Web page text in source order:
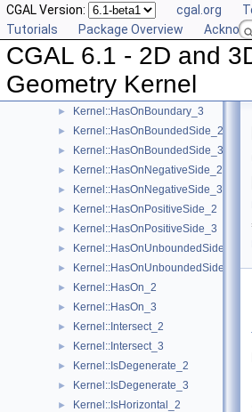
CGAL Version: cgal.org
Tutorials
Package Overview
CGAL 6.1 - 2D and
Geometry Kernel
► Kernel::EqualY_3
Kernel::EqualZ_3
Kernel::Equal_2
► Kernel::HasOnBoundary_2
► Kernel::HasOnBoundary_3
► Kernel::HasOnBoundedSide_2
► Kernel::HasOnBoundedSide_3
► Kernel::HasOnNegativeSide_2
► Kernel::HasOnNegativeSide_3
► Kernel::HasOnPositiveSide_2
► Kernel::HasOnPositiveSide_3
► Kernel::HasOnUnboundedSide_2
► Kernel::HasOnUnboundedSide_3
► Kernel::HasOn_2
► Kernel::HasOn_3
► Kernel::Intersect_2
► Kernel::Intersect_3
► Kernel::IsDegenerate_2
► Kernel::IsDegenerate_3
► Kernel::IsHorizontal_2